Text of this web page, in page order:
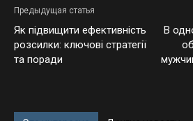
Предыдущая статья
Як підвищити ефективність
розсилки: ключові стратегії
та поради
В